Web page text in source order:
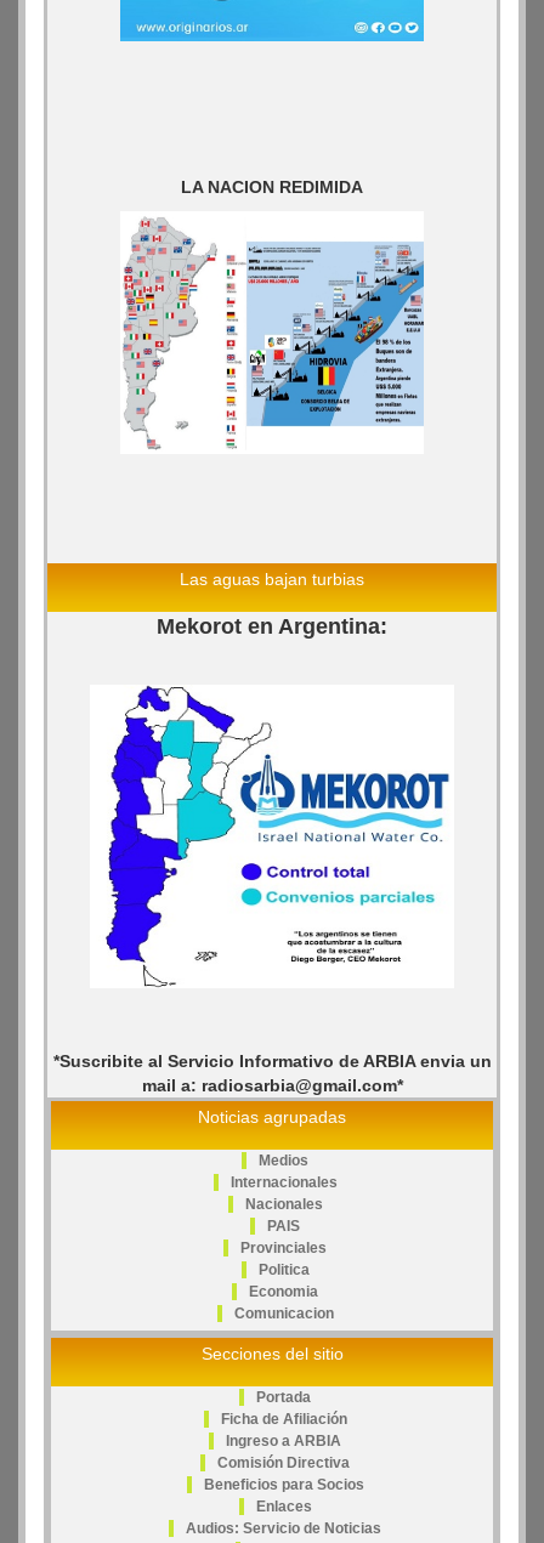
LA NACION REDIMIDA
Las aguas bajan turbias
Mekorot en Argentina:
*Suscribite al Servicio Informativo de ARBIA envia un
mail a: radiosarbia@gmail.com*
Noticias agrupadas
Medios
Internacionales
Nacionales
PAIS
Provinciales
Politica
Economia
Comunicacion
Secciones del sitio
Portada
Ficha de Afiliación
Ingreso a ARBIA
Comisión Directiva
Beneficios para Socios
Enlaces
Audios: Servicio de Noticias